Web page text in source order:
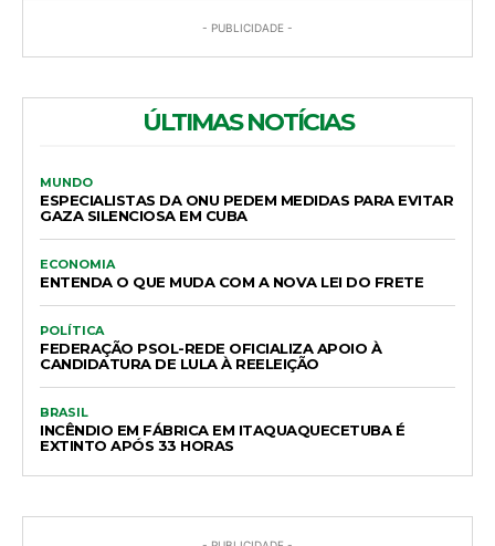
- PUBLICIDADE -
ÚLTIMAS NOTÍCIAS
MUNDO
ESPECIALISTAS DA ONU PEDEM MEDIDAS PARA EVITAR
GAZA SILENCIOSA EM CUBA
ECONOMIA
ENTENDA O QUE MUDA COM A NOVA LEI DO FRETE
POLÍTICA
FEDERAÇÃO PSOL-REDE OFICIALIZA APOIO À
CANDIDATURA DE LULA À REELEIÇÃO
BRASIL
INCÊNDIO EM FÁBRICA EM ITAQUAQUECETUBA É
EXTINTO APÓS 33 HORAS